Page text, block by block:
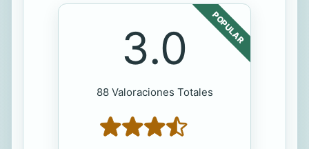
POPULAR
3.0
88 Valoraciones Totales